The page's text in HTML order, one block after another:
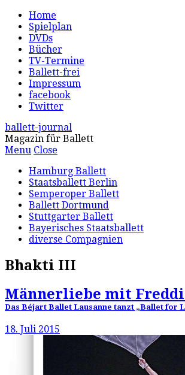
Home
Spielplan
DVDs
Bücher
TV-Termine
Ballett-frei
Impressum
facebook
Twitter
ballett-journal
Magazin für Ballett
Menu Close
Hamburg Ballett
Staatsballett Berlin
Semperoper Ballett
Ballett Dortmund
Stuttgarter Ballett
Bayerisches Staatsballett
diverse Compagnien
Bhakti III
Männerliebe mit
Das Béjart Ballet Lausanne tanzt „Ballet for
18. Juli 2015